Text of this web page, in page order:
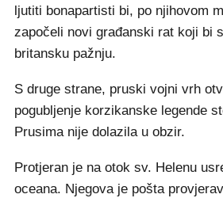
ljutiti bonapartisti bi, po njihovom
započeli novi građanski rat koji bi
britansku pažnju.
S druge strane, pruski vojni vrh
pogubljenje korzikanske legende
Prusima nije dolazila u obzir.
Protjeran je na otok sv. Helenu
oceana. Njegova je pošta